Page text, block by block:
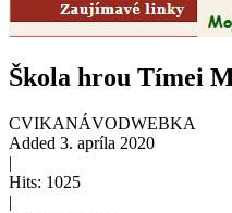
Škola hrou Tímei
CVIKANÁVODWEBKA
Added 3. apríla 2020
|
Hits: 1025
|